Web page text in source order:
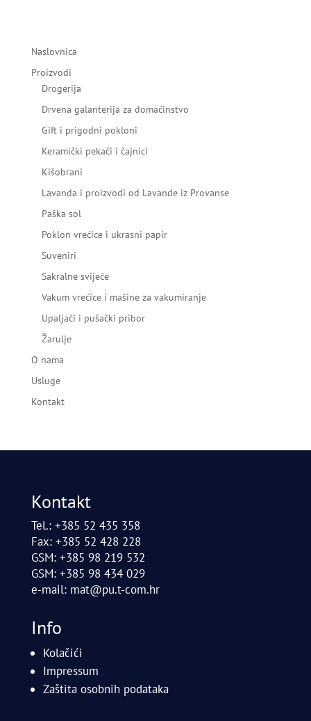
Naslovnica
Proizvodi
Drogerija
Drvena galanterija za domaćinstvo
Gift i prigodni pokloni
Keramički pekači i čajnici
Kišobrani
Lavanda i proizvodi od Lavande iz Provanse
Paška sol
Poklon vrećice i ukrasni papir
Suveniri
Sakralne svijeće
Vakum vrećice i mašine za vakumiranje
Upaljači i pušački pribor
Žarulje
O nama
Usluge
Kontakt
Kontakt
Tel.: +385 52 435 358
Fax: +385 52 428 228
GSM: +385 98 219 532
GSM: +385 98 434 029
e-mail: mat@pu.t-com.hr
Info
Kolačići
Impressum
Zaštita osobnih podataka